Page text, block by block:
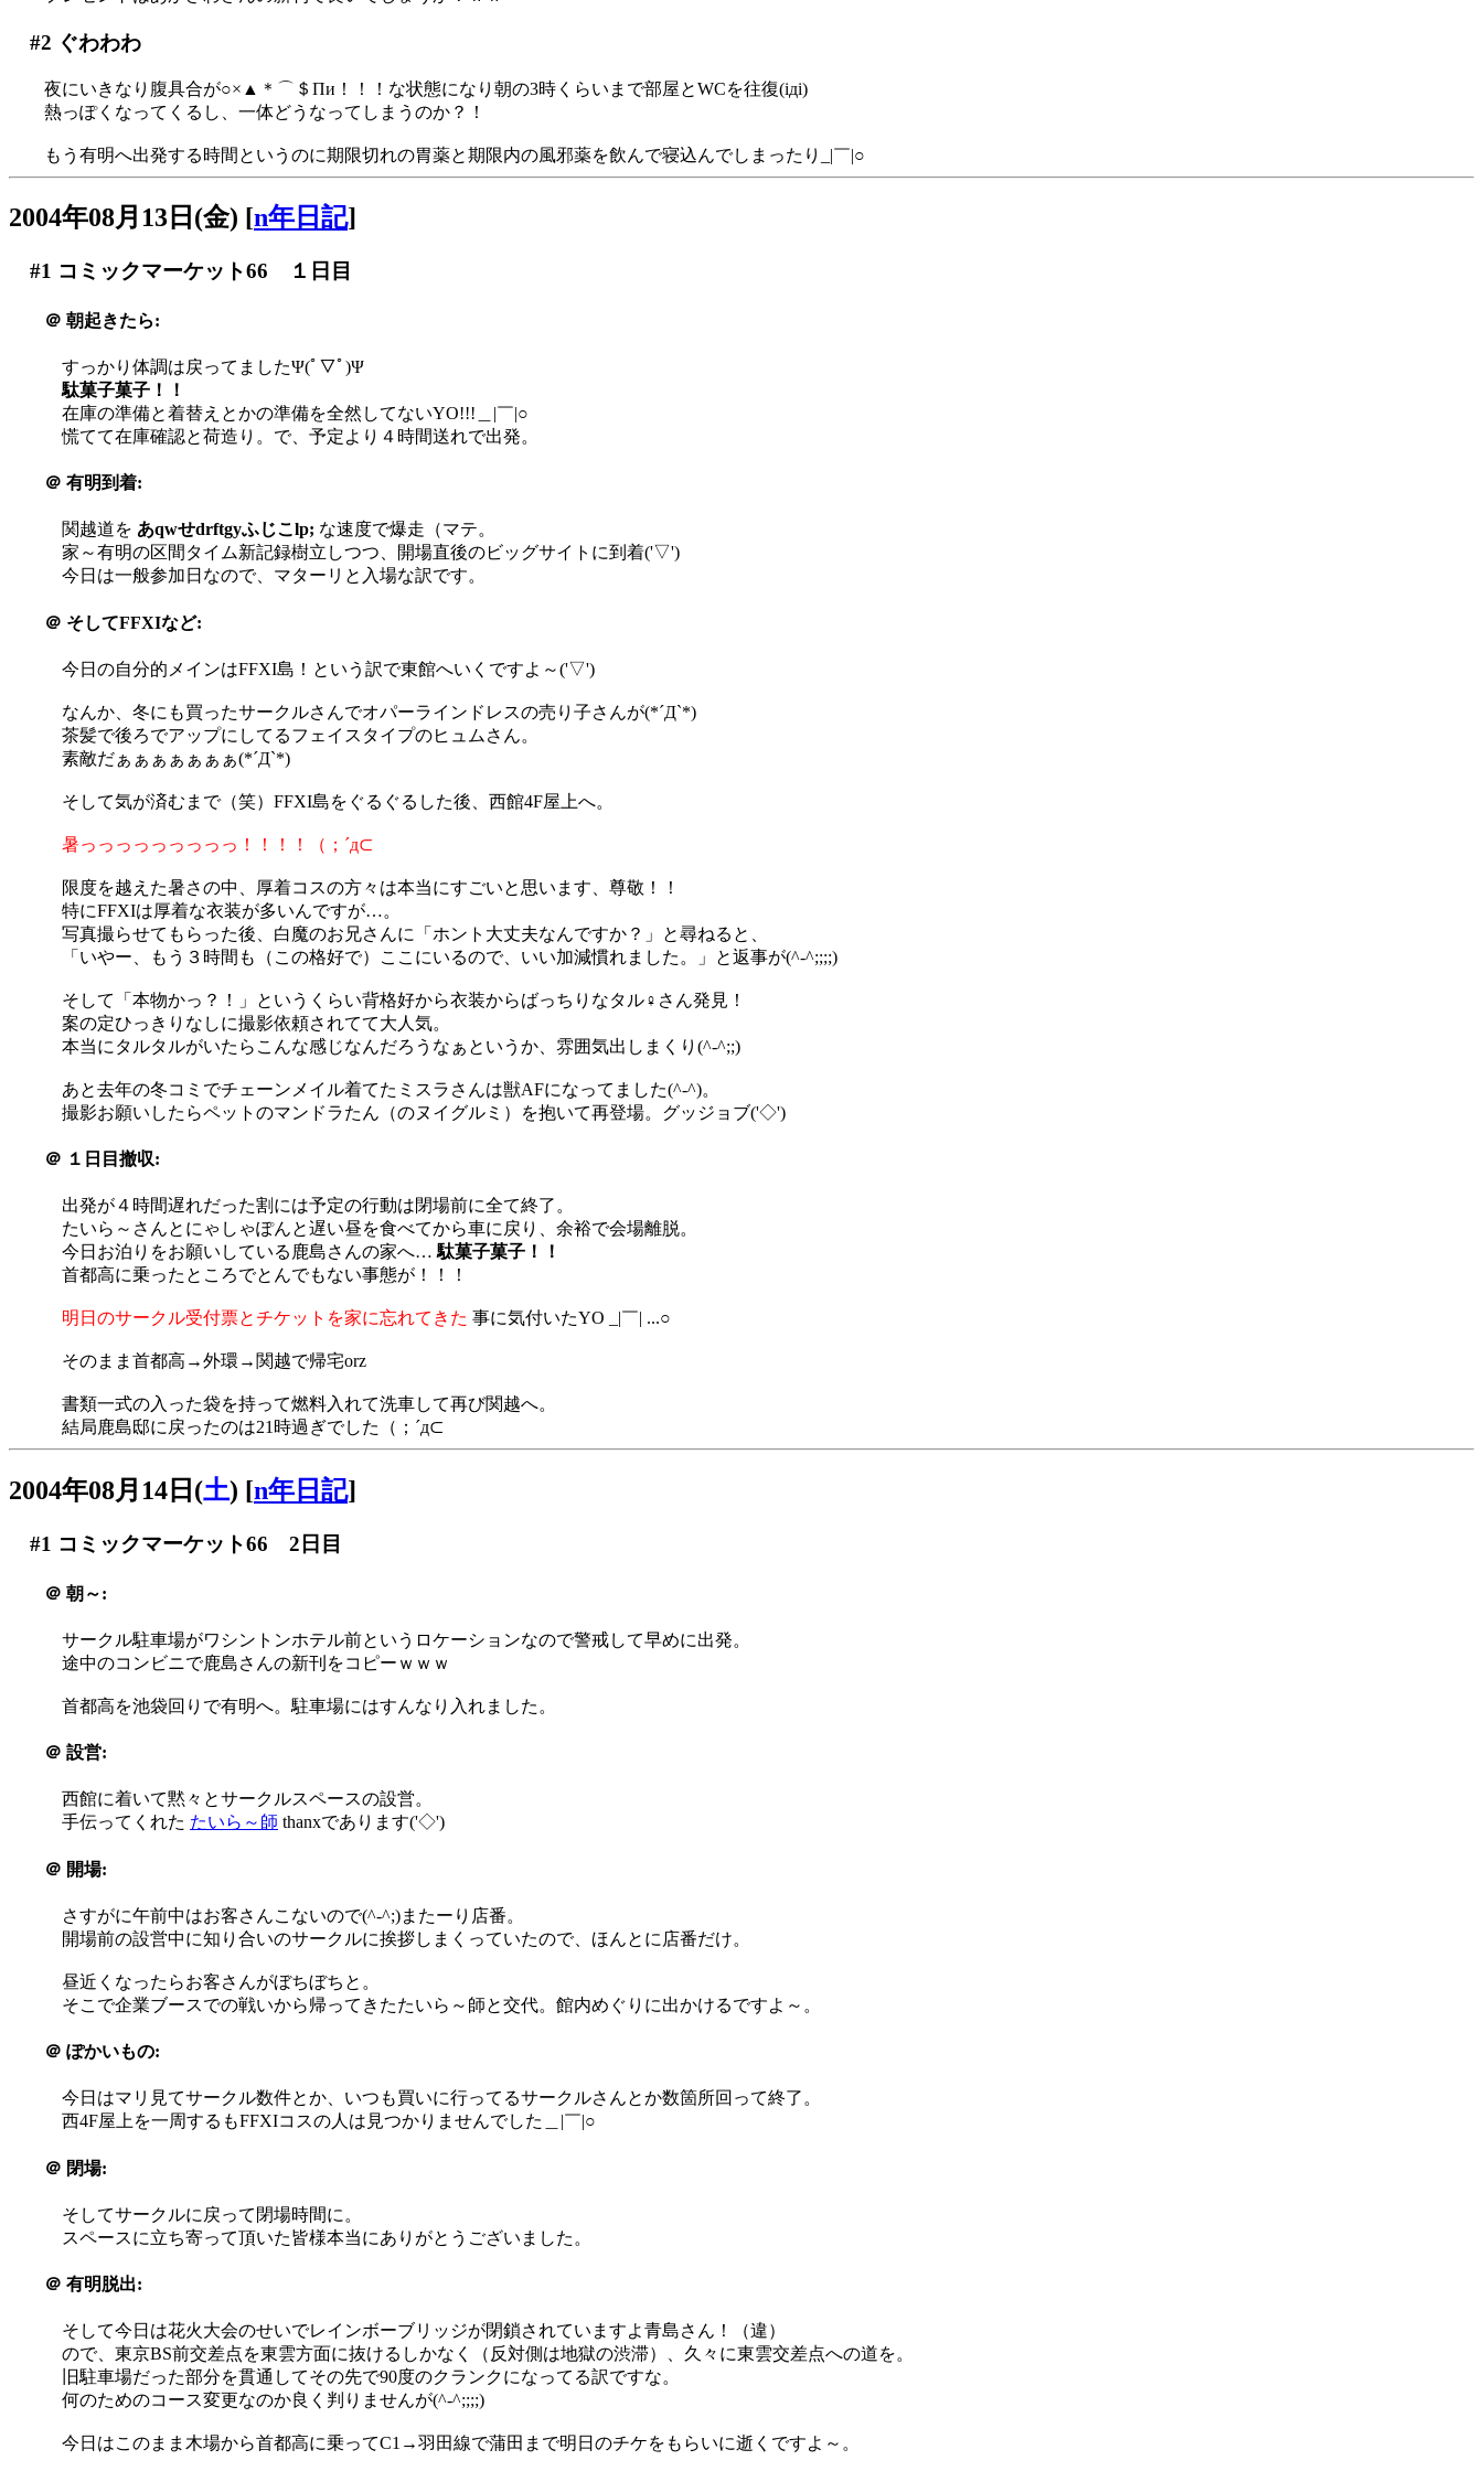
#2 ぐわわわ
夜にいきなり腹具合が○×▲＊⌒＄Пи！！！な状態になり朝の3時くらいまで部屋とWCを往復(iдi)
熱っぽくなってくるし、一体どうなってしまうのか？！
もう有明へ出発する時間というのに期限切れの胃薬と期限内の風邪薬を飲んで寝込んでしまったり_|￣|○
2004年08月13日(金) [n年日記]
#1 コミックマーケット66 １日目
＠ 朝起きたら:
すっかり体調は戻ってましたΨ(ﾟ▽ﾟ)Ψ
駄菓子菓子！！
在庫の準備と着替えとかの準備を全然してないYO!!!＿|￣|○
慌てて在庫確認と荷造り。で、予定より４時間送れで出発。
＠ 有明到着:
関越道を あqwせdrftgyふじこlp; な速度で爆走（マテ。
家～有明の区間タイム新記録樹立しつつ、開場直後のビッグサイトに到着('▽')
今日は一般参加日なので、マターリと入場な訳です。
＠ そしてFFXIなど:
今日の自分的メインはFFXI島！という訳で東館へいくですよ～('▽')
なんか、冬にも買ったサークルさんでオパーラインドレスの売り子さんが(*´Д`*)
茶髪で後ろでアップにしてるフェイスタイプのヒュムさん。
素敵だぁぁぁぁぁぁぁ(*´Д`*)
そして気が済むまで（笑）FFXI島をぐるぐるした後、西館4F屋上へ。
暑っっっっっっっっっ！！！！（；´д⊂
限度を越えた暑さの中、厚着コスの方々は本当にすごいと思います、尊敬！！
特にFFXIは厚着な衣装が多いんですが…。
写真撮らせてもらった後、白魔のお兄さんに「ホント大丈夫なんですか？」と尋ねると、
「いやー、もう３時間も（この格好で）ここにいるので、いい加減慣れました。」と返事が(^-^;;;;)
そして「本物かっ？！」というくらい背格好から衣装からばっちりなタル♀さん発見！
案の定ひっきりなしに撮影依頼されてて大人気。
本当にタルタルがいたらこんな感じなんだろうなぁというか、雰囲気出しまくり(^-^;;)
あと去年の冬コミでチェーンメイル着てたミスラさんは獣AFになってました(^-^)。
撮影お願いしたらペットのマンドラたん（のヌイグルミ）を抱いて再登場。グッジョブ('◇')ゞ
＠ １日目撤収:
出発が４時間遅れだった割には予定の行動は閉場前に全て終了。
たいら～さんとにゃしゃぽんと遅い昼を食べてから車に戻り、余裕で会場離脱。
今日お泊りをお願いしている鹿島さんの家へ…駄菓子菓子！！
首都高に乗ったところでとんでもない事態が！！！
明日のサークル受付票とチケットを家に忘れてきた 事に気付いたYO _|￣| ...○
そのまま首都高→外環→関越で帰宅orz
書類一式の入った袋を持って燃料入れて洗車して再び関越へ。
結局鹿島邸に戻ったのは21時過ぎでした（；´д⊂
2004年08月14日(土) [n年日記]
#1 コミックマーケット66 2日目
＠ 朝～:
サークル駐車場がワシントンホテル前というロケーションなので警戒して早めに出発。
途中のコンビニで鹿島さんの新刊をコピーｗｗｗ
首都高を池袋回りで有明へ。駐車場にはすんなり入れました。
＠ 設営:
西館に着いて黙々とサークルスペースの設営。
手伝ってくれた たいら～師 thanxであります('◇')ゞ
＠ 開場:
さすがに午前中はお客さんこないので(^-^;)またーり店番。
開場前の設営中に知り合いのサークルに挨拶しまくっていたので、ほんとに店番だけ。
昼近くなったらお客さんがぼちぼちと。
そこで企業ブースでの戦いから帰ってきたたいら～師と交代。館内めぐりに出かけるですよ～。
＠ ぽかいもの:
今日はマリ見てサークル数件とか、いつも買いに行ってるサークルさんとか数箇所回って終了。
西4F屋上を一周するもFFXIコスの人は見つかりませんでした＿|￣|○
＠ 閉場:
そしてサークルに戻って閉場時間に。
スペースに立ち寄って頂いた皆様本当にありがとうございました。
＠ 有明脱出:
そして今日は花火大会のせいでレインボーブリッジが閉鎖されていますよ青島さん！（違）
ので、東京BS前交差点を東雲方面に抜けるしかなく（反対側は地獄の渋滞）、久々に東雲交差点への道を。
旧駐車場だった部分を貫通してその先で90度のクランクになってる訳ですな。
何のためのコース変更なのか良く判りませんが(^-^;;;;)
今日はこのまま木場から首都高に乗ってC1→羽田線で蒲田まで明日のチケをもらいに逝くですよ～。